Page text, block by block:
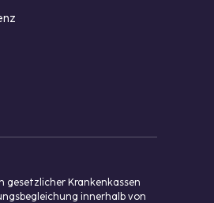
gesetzlicher Krankenkassen
innerhalb von